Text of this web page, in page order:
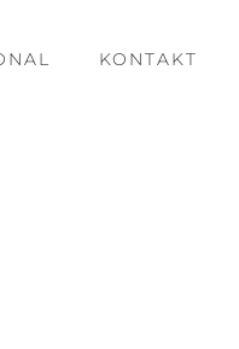
KONTAKT